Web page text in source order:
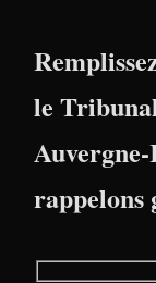
le
Auvergne-